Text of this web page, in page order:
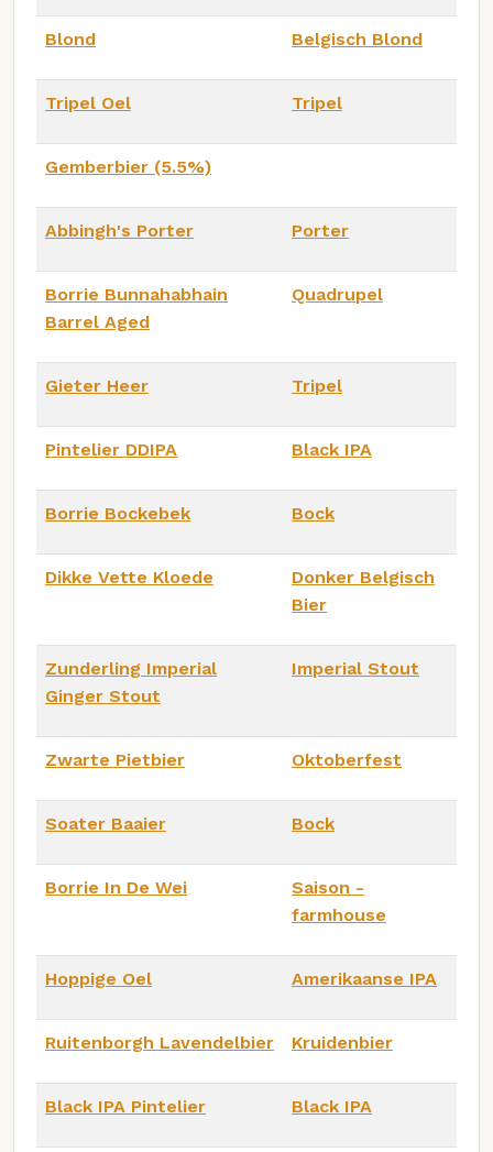
Blond Belgisch Blond
Tripel Oel Tripel
Gemberbier (5.5%)
Abbingh's Porter Porter
Borrie Bunnahabhain
Barrel Aged
Quadrupel
Gieter Heer Tripel
Pintelier DDIPA Black IPA
Borrie Bockebek Bock
Dikke Vette Kloede
Donker Belgisch
Bier
Zunderling Imperial
Ginger Stout
Imperial Stout
Zwarte Pietbier Oktoberfest
Soater Baaier Bock
Borrie In De Wei
Saison -
farmhouse
Hoppige Oel Amerikaanse IPA
Ruitenborgh Lavendelbier Kruidenbier
Black IPA Pintelier Black IPA